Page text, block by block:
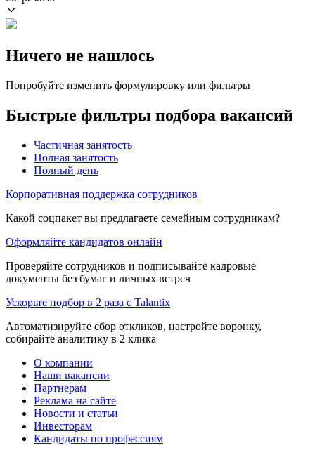
Ничего не нашлось
Попробуйте изменить формулировку или фильтры
Быстрые фильтры подбора вакансий
Частичная занятость
Полная занятость
Полный день
Корпоративная поддержка сотрудников
Какой соцпакет вы предлагаете семейным сотрудникам?
Оформляйте кандидатов онлайн
Проверяйте сотрудников и подписывайте кадровые
документы без бумаг и личных встреч
Ускорьте подбор в 2 раза с Talantix
Автоматизируйте сбор откликов, настройте воронку,
собирайте аналитику в 2 клика
О компании
Наши вакансии
Партнерам
Реклама на сайте
Новости и статьи
Инвесторам
Кандидаты по профессиям